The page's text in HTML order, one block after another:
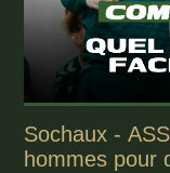
Sochaux -
hommes pour